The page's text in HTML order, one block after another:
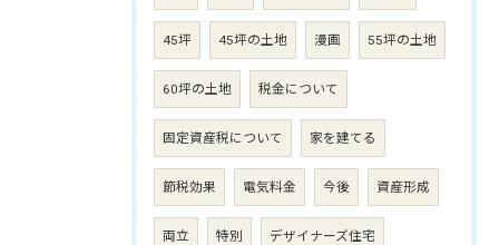
45坪 45坪の土地 漫画 55坪の土地
60坪の土地 税金について
固定資産税について 家を建てる
節税効果 電気料金 今後 資産形成
両立 特別 デザイナーズ住宅